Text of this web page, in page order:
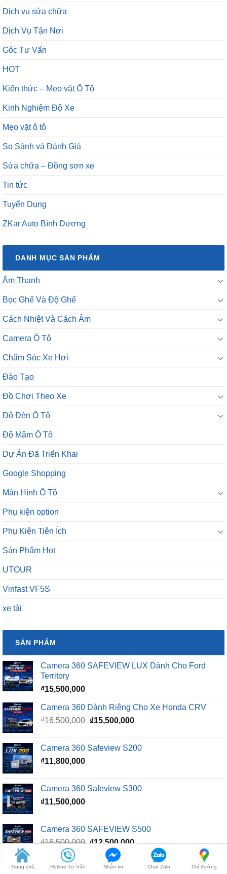
Dịch vụ sửa chữa
Dịch Vụ Tận Nơi
Góc Tư Vấn
HOT
Kiến thức – Mẹo vặt Ô Tô
Kinh Nghiệm Độ Xe
Mẹo vặt ô tô
So Sánh và Đánh Giá
Sửa chữa – Đồng sơn xe
Tin tức
Tuyển Dụng
ZKar Auto Bình Dương
DANH MỤC SẢN PHẨM
Âm Thanh
Bọc Ghế Và Độ Ghế
Cách Nhiệt Và Cách Âm
Camera Ô Tô
Chăm Sóc Xe Hơi
Đào Tạo
Đồ Chơi Theo Xe
Độ Đèn Ô Tô
Độ Mâm Ô Tô
Dự Án Đã Triển Khai
Google Shopping
Màn Hình Ô Tô
Phụ kiện option
Phụ Kiện Tiện Ích
Sản Phẩm Hot
UTOUR
Vinfast VF5S
xe tải
SẢN PHẨM
Camera 360 SAFEVIEW LUX Dành Cho Ford
Territory
₫15,500,000
Camera 360 Dành Riêng Cho Xe Honda CRV
₫16,500,000 Giá
₫16,500,000.
₫15,500,000Giá
là:
Camera 360 Safeview S200
₫11,800,000
Camera 360 Safeview S300
₫11,500,000
Camera 360 SAFEVIEW S500
₫16,500,000 Giá
₫12,500,000Giá
Trang chủ Hotline Tư Vấn Nhắn tin Chat Zalo Chỉ đường